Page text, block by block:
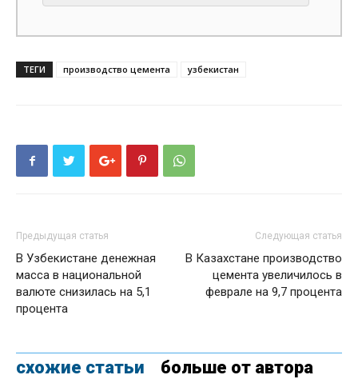
ТЕГИ производство цемента узбекистан
Предыдущая статья
В Узбекистане денежная
масса в национальной
валюте снизилась на 5,1
процента
Следующая статья
В Казахстане производство
цемента увеличилось в
феврале на 9,7 процента
схожие статьи больше от автора